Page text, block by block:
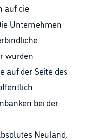
auf die
Unternehmen
wurden
auf der Seite des
bei der
Neuland,